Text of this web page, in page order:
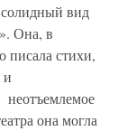
вид
Она, в
писала стихи,
и
неотъемлемое
она могла